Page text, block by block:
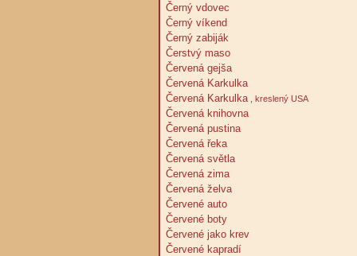
Černý vdovec
Černý víkend
Černý zabiják
Čerstvý maso
Červená gejša
Červená Karkulka
Červená Karkulka , kreslený USA
Červená knihovna
Červená pustina
Červená řeka
Červená světla
Červená zima
Červená želva
Červené auto
Červené boty
Červené jako krev
Červené kapradí